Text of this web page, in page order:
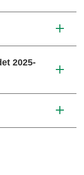
2025-